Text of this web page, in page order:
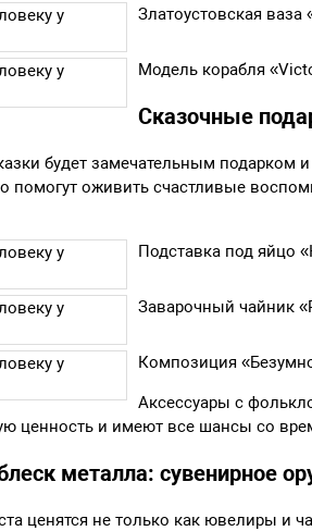
Златоустовская
Модель корабля
Сказочные
будет замечательным
помогут оживить счастливые
Подставка под яйцо
Заварочный чайник
Композиция
Аксессуары с
ценность и имеют все шансы со
металла: сувенирное
ценятся не только как ювелиры